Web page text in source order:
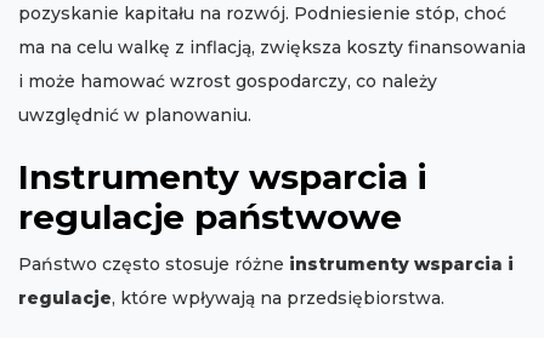
pozyskanie kapitału na rozwój. Podniesienie stóp, choć
ma na celu walkę z inflacją, zwiększa koszty finansowania
i może hamować wzrost gospodarczy, co należy
uwzględnić w planowaniu.
Instrumenty wsparcia i
regulacje państwowe
Państwo często stosuje różne instrumenty wsparcia i
regulacje, które wpływają na przedsiębiorstwa.